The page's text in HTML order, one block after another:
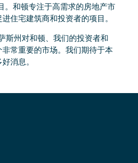
。和顿专注于高需求的房地产市
住宅建筑商和投资者的项目。
斯州对和顿、我们的投资者和
非常重要的市场。我们期待于本
消息。